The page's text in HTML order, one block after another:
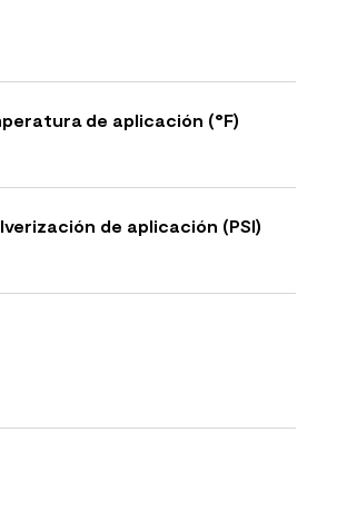
de aplicación (°F)
de aplicación (PSI)